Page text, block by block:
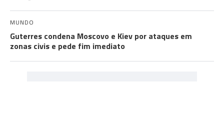
MUNDO
Guterres condena Moscovo e Kiev por ataques em
zonas civis e pede fim imediato